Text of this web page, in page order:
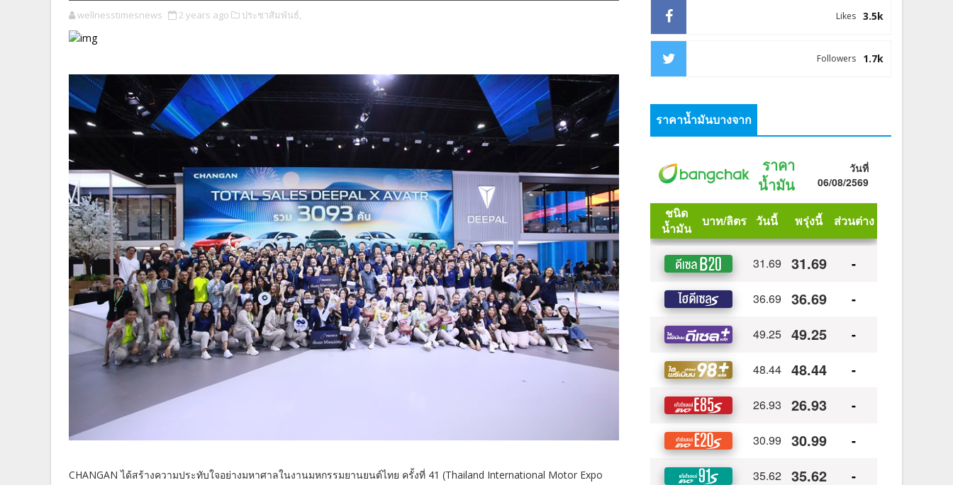
wellnesstimesnews 2 years ago ประชาสัมพันธ์,
CHANGAN ได้สร้างความประทับใจอย่างมหาศาลในงานมหกรรมยานยนต์ไทย ครั้งที่ 41 (Thailand International Motor Expo
3.5k
Likes
1.7k
Followers
ราคาน้ำมันบางจาก